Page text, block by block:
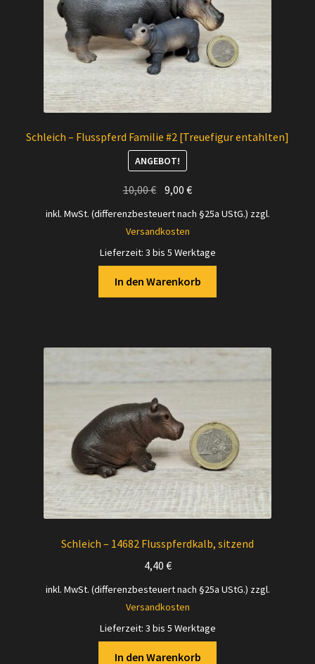
Schleich – Flusspferd Familie #2 [Treuefigur entahlten]
ANGEBOT!
10,00€ Ursprünglicher
9,00€Aktueller
inkl. MwSt. (differenzbesteuert nach §25a UStG.) zzgl.
Versandkosten
Lieferzeit: 3 bis 5 Werktage
In den Warenkorb
Schleich – 14682 Flusspferdkalb, sitzend
4,40 €
inkl. MwSt. (differenzbesteuert nach §25a UStG.) zzgl.
Versandkosten
Lieferzeit: 3 bis 5 Werktage
In den Warenkorb